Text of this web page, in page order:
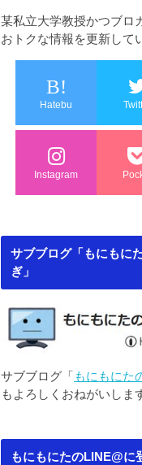
某私立大学教授かつブロ
おトクな情報を更新して
B!
Hatebu
Instagram
サブブログ「もにもに
ぎ」
サブブログ「もにもにた
もよろしくおねがいしま
もにもにたのLINE@に